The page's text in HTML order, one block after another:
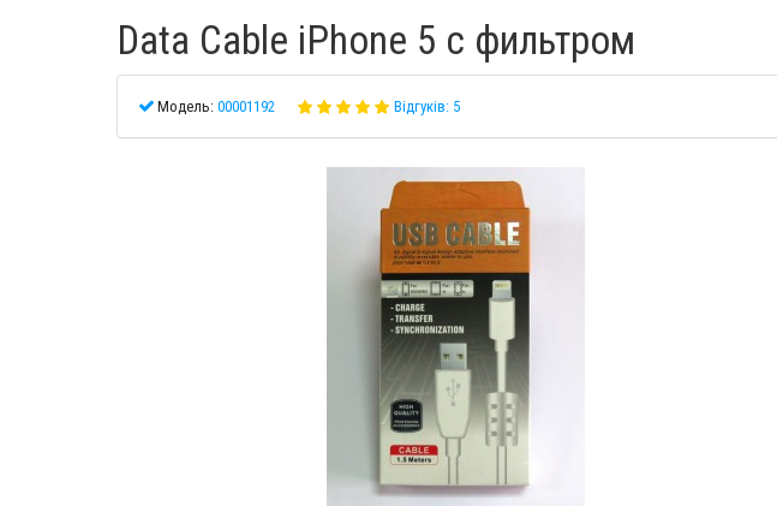
Data Cable iPhone 5 с фильтром
Модель: 00001192 Відгуків: 5